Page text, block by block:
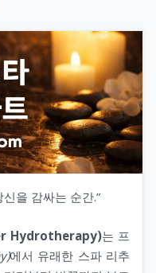
을 감싸는 순간.”
Hydrotherapy)는 프
에서 유래한 스파 리추